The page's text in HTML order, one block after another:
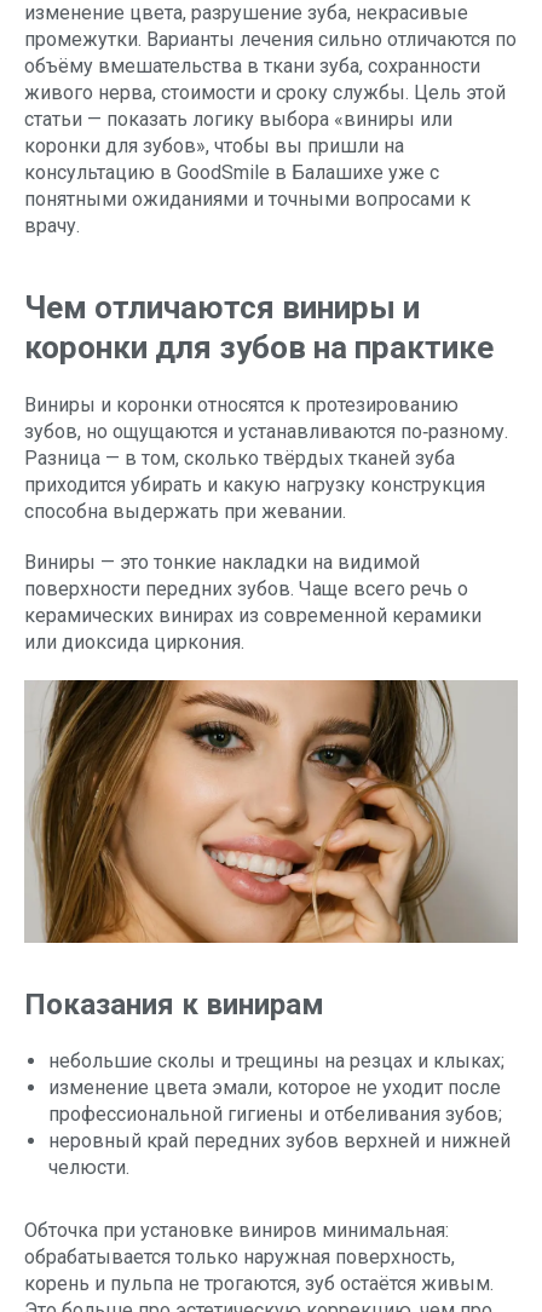
изменение цвета, разрушение зуба, некрасивые
промежутки. Варианты лечения сильно отличаются по
объёму вмешательства в ткани зуба, сохранности
живого нерва, стоимости и сроку службы. Цель этой
статьи — показать логику выбора «виниры или
коронки для зубов», чтобы вы пришли на
консультацию в GoodSmile в Балашихе уже с
понятными ожиданиями и точными вопросами к
врачу.
Чем отличаются виниры и
коронки для зубов на практике
Виниры и коронки относятся к протезированию
зубов, но ощущаются и устанавливаются по‑разному.
Разница — в том, сколько твёрдых тканей зуба
приходится убирать и какую нагрузку конструкция
способна выдержать при жевании.
Виниры — это тонкие накладки на видимой
поверхности передних зубов. Чаще всего речь о
керамических винирах из современной керамики
или диоксида циркония.
Показания к винирам
небольшие сколы и трещины на резцах и клыках;
изменение цвета эмали, которое не уходит после
профессиональной гигиены и отбеливания зубов;
неровный край передних зубов верхней и нижней
челюсти.
Обточка при установке виниров минимальная:
обрабатывается только наружная поверхность,
корень и пульпа не трогаются, зуб остаётся живым.